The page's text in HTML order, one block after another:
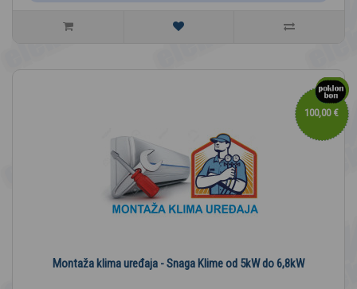
100,00 €
Montaža klima uređaja - Snaga Klime od 5kW do 6,8kW